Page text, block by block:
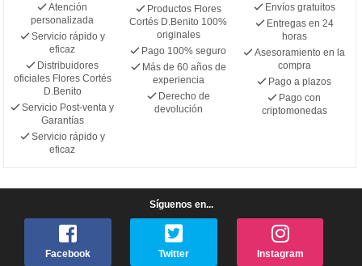
Atención
personalizada
Servicio rápido y
eficaz
Distribuidores
oficiales Flores Cortés
D.Benito
Servicio Post-venta y
Garantías
Servicio rápido y
eficaz
Productos Flores
Cortés D.Benito 100%
originales
Pago 100% seguro
Más de 60 años de
experiencia
Derecho de
devolución
Envíos gratuitos
Entregas en 24
horas
Asesoramiento en la
compra
Pago a plazos
Pago con
criptomonedas
Síguenos en...
Facebook Twitter Instagram